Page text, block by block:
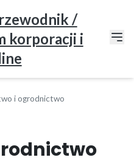
/
korporacji i
i ogrodnictwo